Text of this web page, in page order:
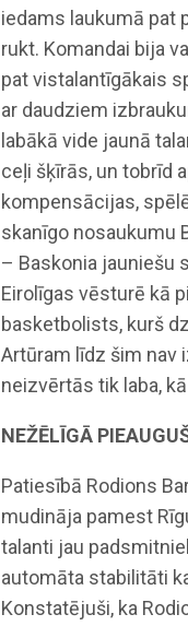
iedams laukumā pat
rukt. Komandai bija
pat vistalantīgākais
ar daudziem
labākā vide jaunā
ceļi šķīrās, un tobrīd
kompensācijas,
skanīgo nosaukumu
– Baskonia jauniešu
Eirolīgas vēsturē kā
basketbolists, kurš
Artūram līdz šim nav
neizvērtās tik laba,
NEŽĒLĪGĀ
Patiesībā Rodions
mudināja pamest
talanti jau
automāta stabilitāti
Konstatējuši, ka